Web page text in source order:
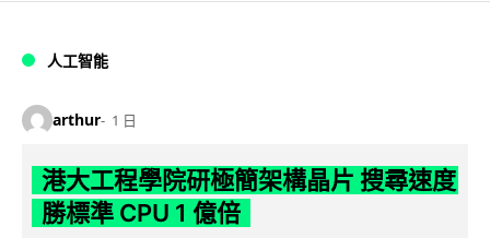
人工智能
arthur 1 日
港大工程學院研極簡架構晶片 搜尋速度
勝標準 CPU 1 億倍